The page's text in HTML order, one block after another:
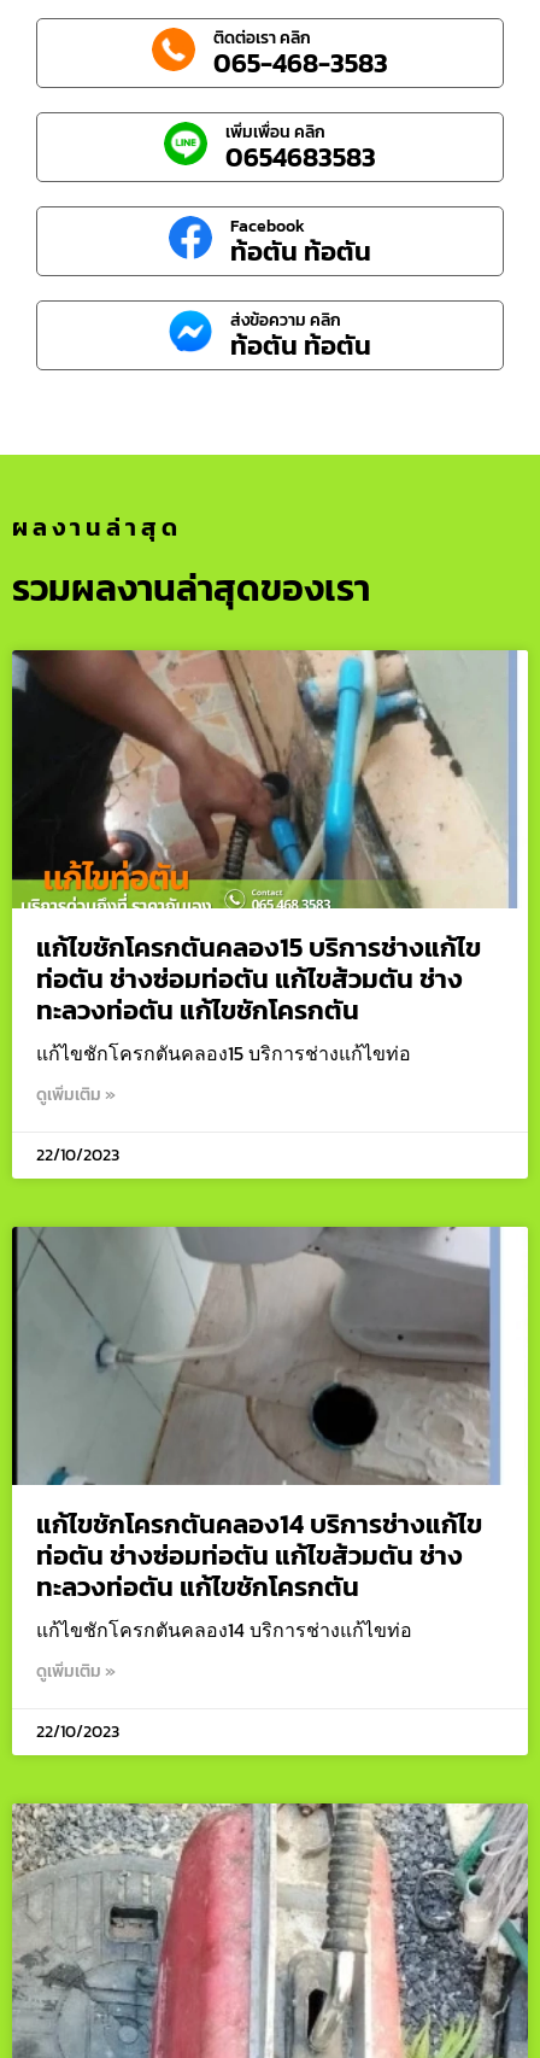
ติดต่อเรา คลิก
065-468-3583
เพิ่มเพื่อน คลิก
0654683583
Facebook
ท้อตัน ท้อตัน
ส่งข้อความ คลิก
ท้อตัน ท้อตัน
ผลงานล่าสุด
รวมผลงานล่าสุดของเรา
แก้ไขชักโครกตันคลอง15 บริการช่างแก้ไข
ท่อตัน ช่างซ่อมท่อตัน แก้ไขส้วมตัน ช่าง
ทะลวงท่อตัน แก้ไขชักโครกตัน
แก้ไขชักโครกตันคลอง15 บริการช่างแก้ไขท่อ
ดูเพิ่มเติม »
22/10/2023
แก้ไขชักโครกตันคลอง14 บริการช่างแก้ไข
ท่อตัน ช่างซ่อมท่อตัน แก้ไขส้วมตัน ช่าง
ทะลวงท่อตัน แก้ไขชักโครกตัน
แก้ไขชักโครกตันคลอง14 บริการช่างแก้ไขท่อ
ดูเพิ่มเติม »
22/10/2023